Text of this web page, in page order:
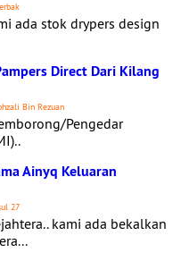
ada stok drypers design
Direct Dari Kilang
Bin Rezuan
Pengedar
Ainyq Keluaran
27
kami ada bekalkan